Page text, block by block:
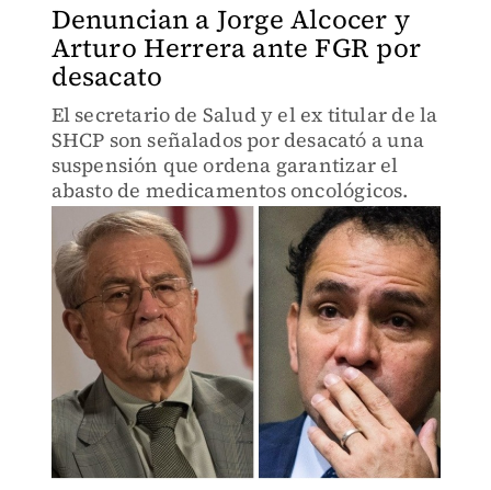
Denuncian a Jorge Alcocer y
Arturo Herrera ante FGR por
desacato
El secretario de Salud y el ex titular de la
SHCP son señalados por desacató a una
suspensión que ordena garantizar el
abasto de medicamentos oncológicos.